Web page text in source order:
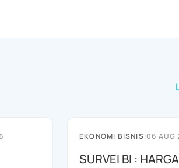
EKONOMI BISNIS|06 AUG
SURVEI BI : HARGA